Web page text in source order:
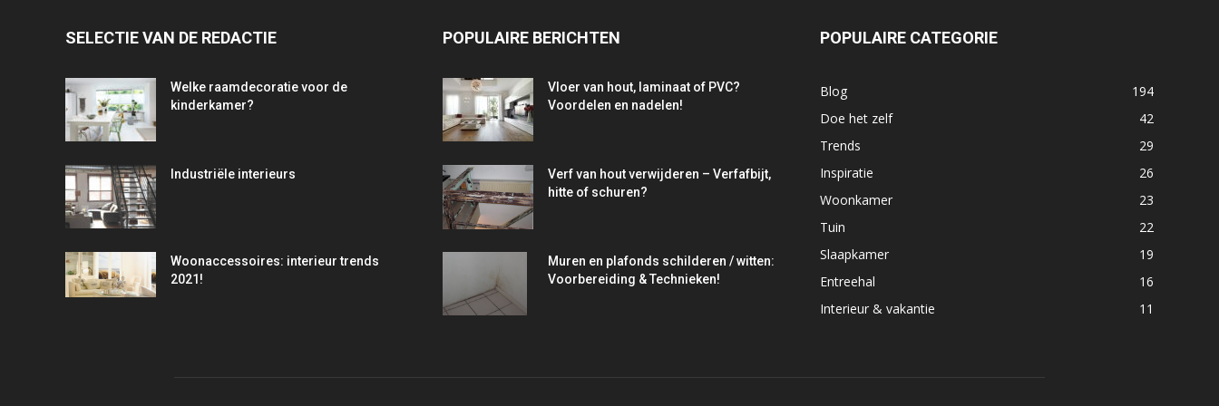
SELECTIE VAN DE REDACTIE
Welke raamdecoratie voor de
kinderkamer?
Industriële interieurs
Woonaccessoires: interieur trends
2021!
POPULAIRE BERICHTEN
Vloer van hout, laminaat of PVC?
Voordelen en nadelen!
Verf van hout verwijderen – Verfafbijt,
hitte of schuren?
Muren en plafonds schilderen / witten:
Voorbereiding & Technieken!
POPULAIRE CATEGORIE
Blog
194
Doe het zelf
42
Trends
29
Inspiratie
26
Woonkamer
23
Tuin
22
Slaapkamer
19
Entreehal
16
Interieur & vakantie
11